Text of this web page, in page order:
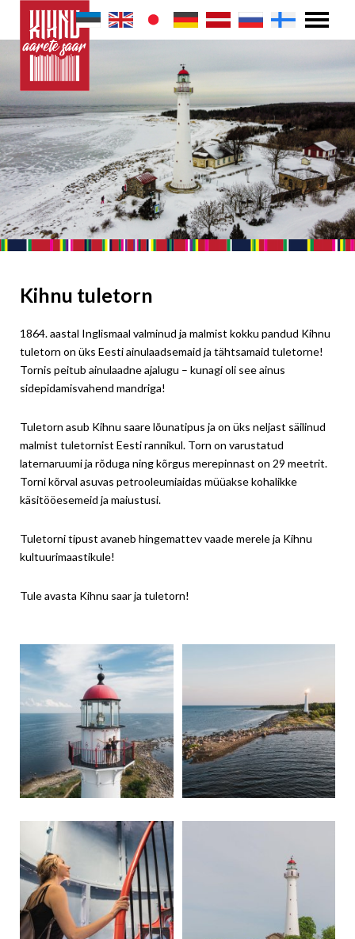
Kihnu tuletorn
1864. aastal Inglismaal valminud ja malmist kokku pandud Kihnu
tuletorn on üks Eesti ainulaadsemaid ja tähtsamaid tuletorne!
Tornis peitub ainulaadne ajalugu – kunagi oli see ainus
sidepidamisvahend mandriga!
Tuletorn asub Kihnu saare lõunatipus ja on üks neljast säilinud
malmist tuletornist Eesti rannikul. Torn on varustatud
laternaruumi ja rõduga ning kõrgus merepinnast on 29 meetrit.
Torni kõrval asuvas petrooleumiaidas müüakse kohalikke
käsitööesemeid ja maiustusi.
Tuletorni tipust avaneb hingemattev vaade merele ja Kihnu
kultuurimaastikule!
Tule avasta Kihnu saar ja tuletorn!